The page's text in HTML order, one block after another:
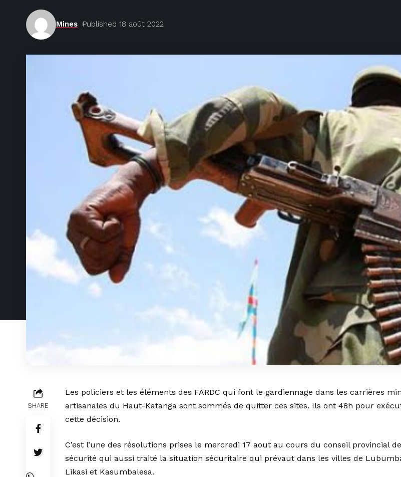
Mines Published 18 août 2022
SHARE
Les policiers et les éléments des FARDC qui font le gardiennage dans les carrières
artisanales du Haut-Katanga sont sommés de quitter ces sites. Ils ont 48h pour
cette décision.
C’est l’une des résolutions prises le mercredi 17 aout au cours du conseil provincial de
sécurité qui aussi traité la situation sécuritaire qui prévaut dans les villes de
Likasi et Kasumbalesa.